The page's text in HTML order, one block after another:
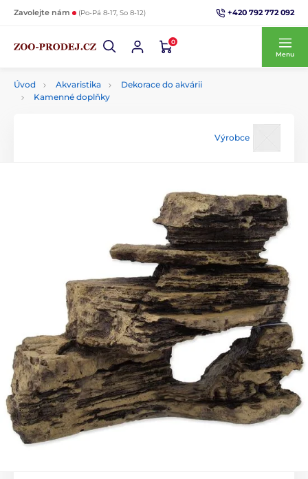
Zavolejte nám (Po-Pá 8-17, So 8-12) +420 792 772 092
0
Menu
Úvod Akvaristika
Dekorace do akvárii
Kamenné doplňky
Výrobce